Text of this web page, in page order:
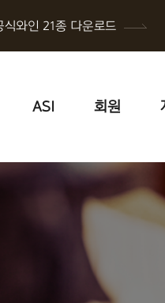
와인 21종 다운로드
ASI 회원